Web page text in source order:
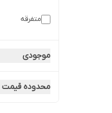
متفرقه
موجودی
محدوده قیمت